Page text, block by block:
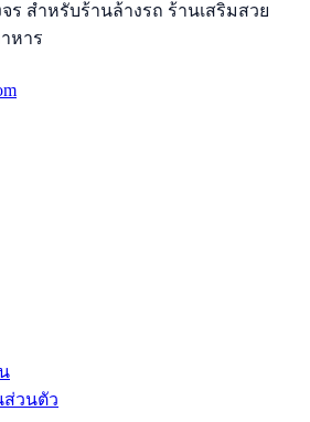
ร สำหรับร้านล้างรถ ร้านเสริมสวย
หาร
ส่วนตัว